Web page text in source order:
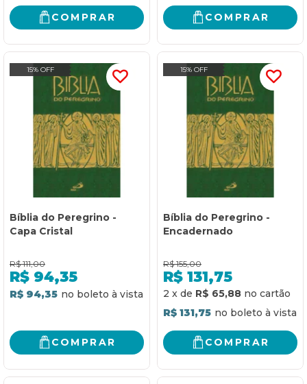
COMPRAR COMPRAR
15% OFF
Bíblia do Peregrino -
Capa Cristal
R$ 111,00
R$ 94,35
R$ 94,35
COMPRAR
15% OFF
Bíblia do Peregrino -
Encadernado
R$ 155,00
R$ 131,75
2 x de R$ 65,88
R$ 131,75
COMPRAR